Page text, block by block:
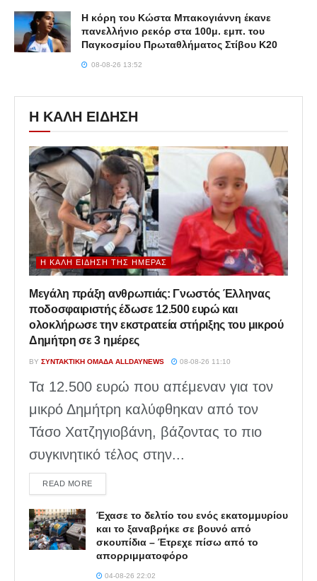
Η κόρη του Κώστα Μπακογιάννη έκανε
πανελλήνιο ρεκόρ στα 100μ. εμπ. του
Παγκοσμίου Πρωταθλήματος Στίβου Κ20
08-08-26 13:52
Η ΚΑΛΗ ΕΙΔΗΣΗ
Η ΚΑΛΉ ΕΊΔΗΣΗ ΤΗΣ ΗΜΈΡΑΣ
Μεγάλη πράξη ανθρωπιάς: Γνωστός Έλληνας
ποδοσφαιριστής έδωσε 12.500 ευρώ και
ολοκλήρωσε την εκστρατεία στήριξης του μικρού
Δημήτρη σε 3 ημέρες
BY ΣΥΝΤΑΚΤΙΚΉ ΟΜΆΔΑ ALLDAYNEWS 08-08-26 11:10
Τα 12.500 ευρώ που απέμεναν για τον
μικρό Δημήτρη καλύφθηκαν από τον
Τάσο Χατζηγιοβάνη, βάζοντας το πιο
συγκινητικό τέλος στην...
READ MOREDETAILS
Έχασε το δελτίο του ενός εκατομμυρίου
και το ξαναβρήκε σε βουνό από
σκουπίδια – Έτρεχε πίσω από το
απορριμματοφόρο
04-08-26 22:02